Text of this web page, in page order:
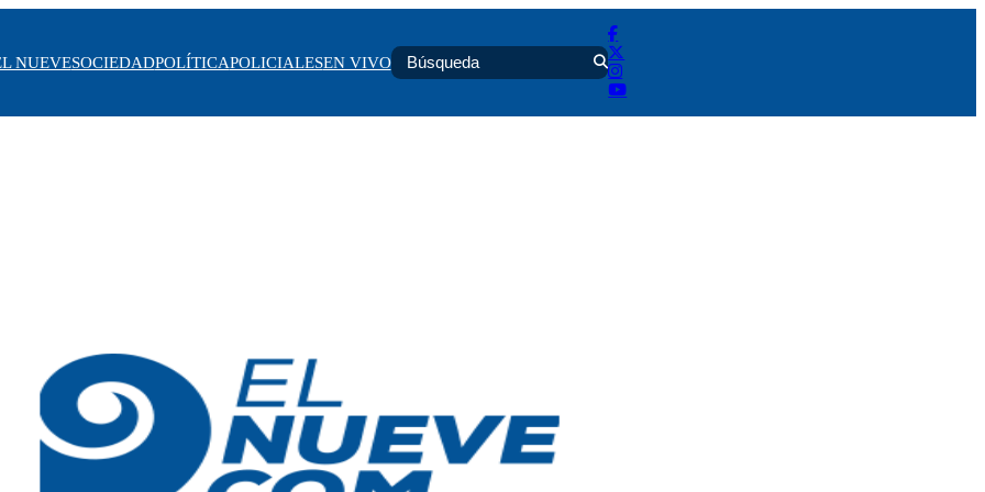
NUEVESOCIEDADPOLÍTICAPOLICIALESEN VIVO